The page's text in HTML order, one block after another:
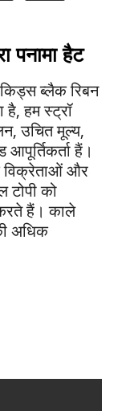
पनामा हैट
ब्लैक रिबन
है, हम स्ट्रॉ
उचित मूल्य,
आपूर्तिकर्ता हैं।
विक्रेताओं और
को
हैं। काले
अधिक